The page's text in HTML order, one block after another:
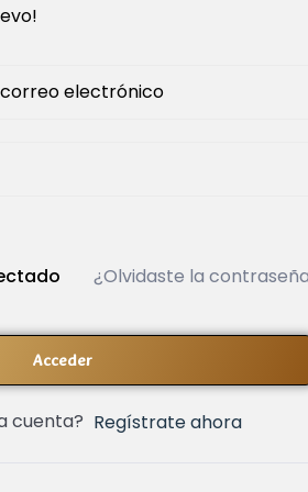
¿Olvidaste la
Acceder
cuenta? Regístrate ahora